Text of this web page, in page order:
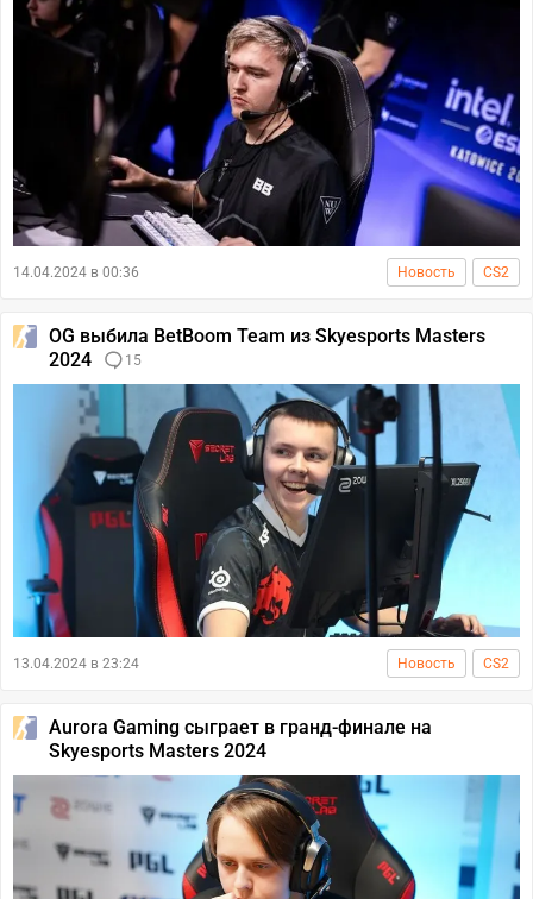
14.04.2024 в 00:36 Новость CS2
OG выбила BetBoom Team из Skyesports Masters
2024
15
13.04.2024 в 23:24 Новость CS2
Aurora Gaming сыграет в гранд-финале на
Skyesports Masters 2024